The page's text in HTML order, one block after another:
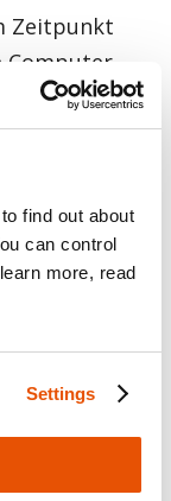
find out about
can control
more, read
Settings
Zeitpunkt
Computer
darunter
einer
mit einem
Der
könne.
ihre